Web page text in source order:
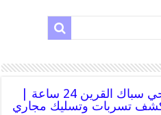
رقم فني صحي سباك القرين 24 ساعة |